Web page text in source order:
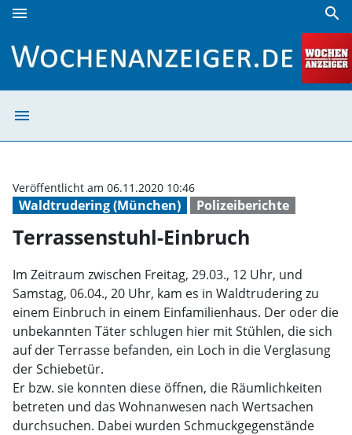
menu search
menu
Waldtrudering (München) Polizeiberichte
Veröffentlicht am 06.11.2020 10:46
Terrassenstuhl-Einbruch
Im Zeitraum zwischen Freitag, 29.03., 12 Uhr, und
Samstag, 06.04., 20 Uhr, kam es in Waldtrudering zu
einem Einbruch in einem Einfamilienhaus. Der oder die
unbekannten Täter schlugen hier mit Stühlen, die sich
auf der Terrasse befanden, ein Loch in die Verglasung
der Schiebetür.
Er bzw. sie konnten diese öffnen, die Räumlichkeiten
betreten und das Wohnanwesen nach Wertsachen
durchsuchen. Dabei wurden Schmuckgegenstände